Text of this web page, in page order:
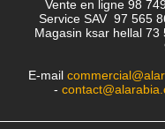
Vente en ligne 98
Service SAV 97 565
Magasin ksar hellal
E-mail
-